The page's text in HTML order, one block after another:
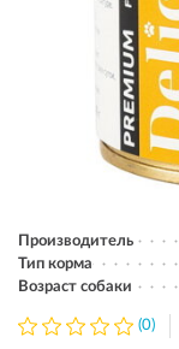
Производитель
Тип корма
Возраст собаки
(0)